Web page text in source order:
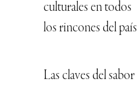
culturales en todos
los rincones del país
Las claves del sabor